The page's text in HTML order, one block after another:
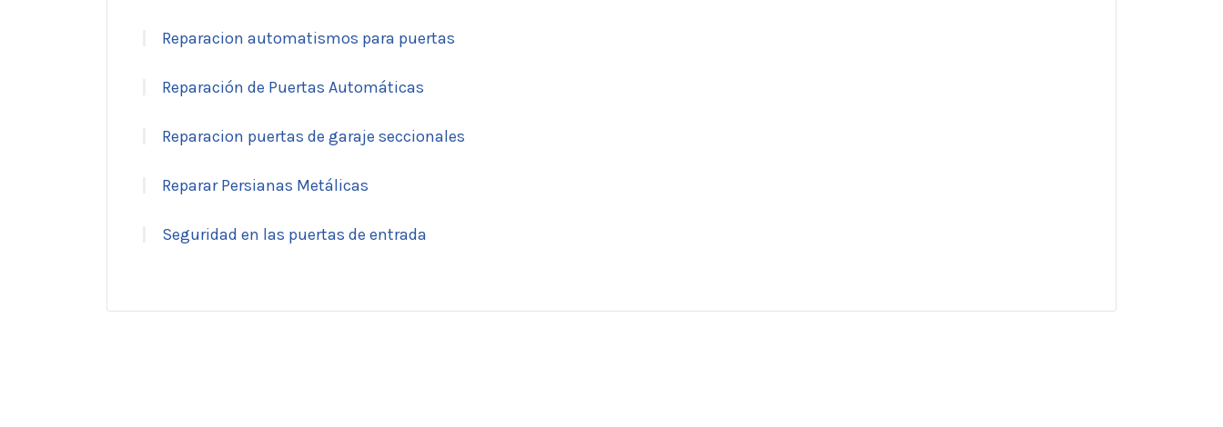
Reparacion automatismos para puertas
Reparación de Puertas Automáticas
Reparacion puertas de garaje seccionales
Reparar Persianas Metálicas
Seguridad en las puertas de entrada